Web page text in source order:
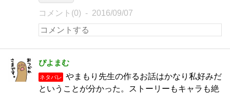
コメント(0) 2016/09/07
ぴよまむ
ネタバレ
やまもり先生の作るお話はかなり私好みだ
ということが分かった。ストーリーもキャラも絶